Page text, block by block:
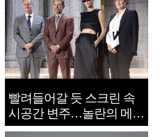
빨려들어갈 듯 스크린 속
시공간 변주…놀란의 메시
지는 ‘전쟁 속죄’